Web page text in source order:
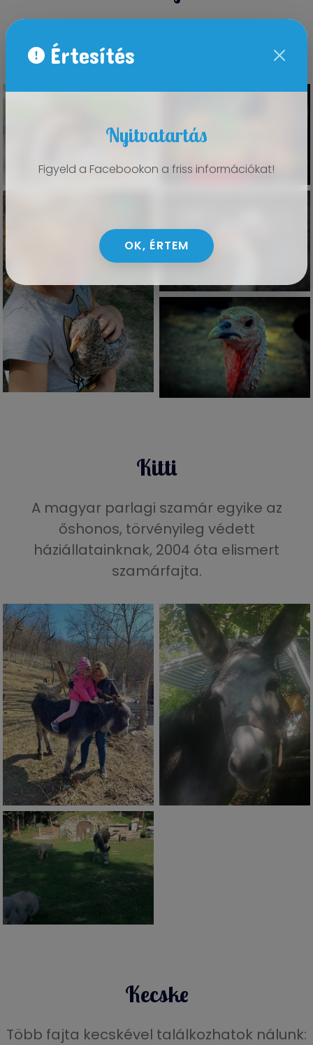
Értesítés
Nyitvatartás
Figyeld a Facebookon a friss információkat!
OK, ÉRTEM
gyöngytyúk, kakas, tyúk
Kitti
A magyar parlagi szamár egyike az
őshonos, törvényileg védett
háziállatainknak, 2004 óta elismert
szamárfajta.
Kecske
Több fajta kecskével találkozhatok nálunk: